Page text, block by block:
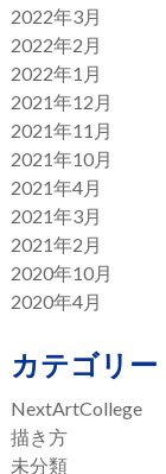
2022年3月
2022年2月
2022年1月
2021年12月
2021年11月
2021年10月
2021年4月
2021年3月
2021年2月
2020年10月
2020年4月
カテゴリー
NextArtCollege
描き方
未分類